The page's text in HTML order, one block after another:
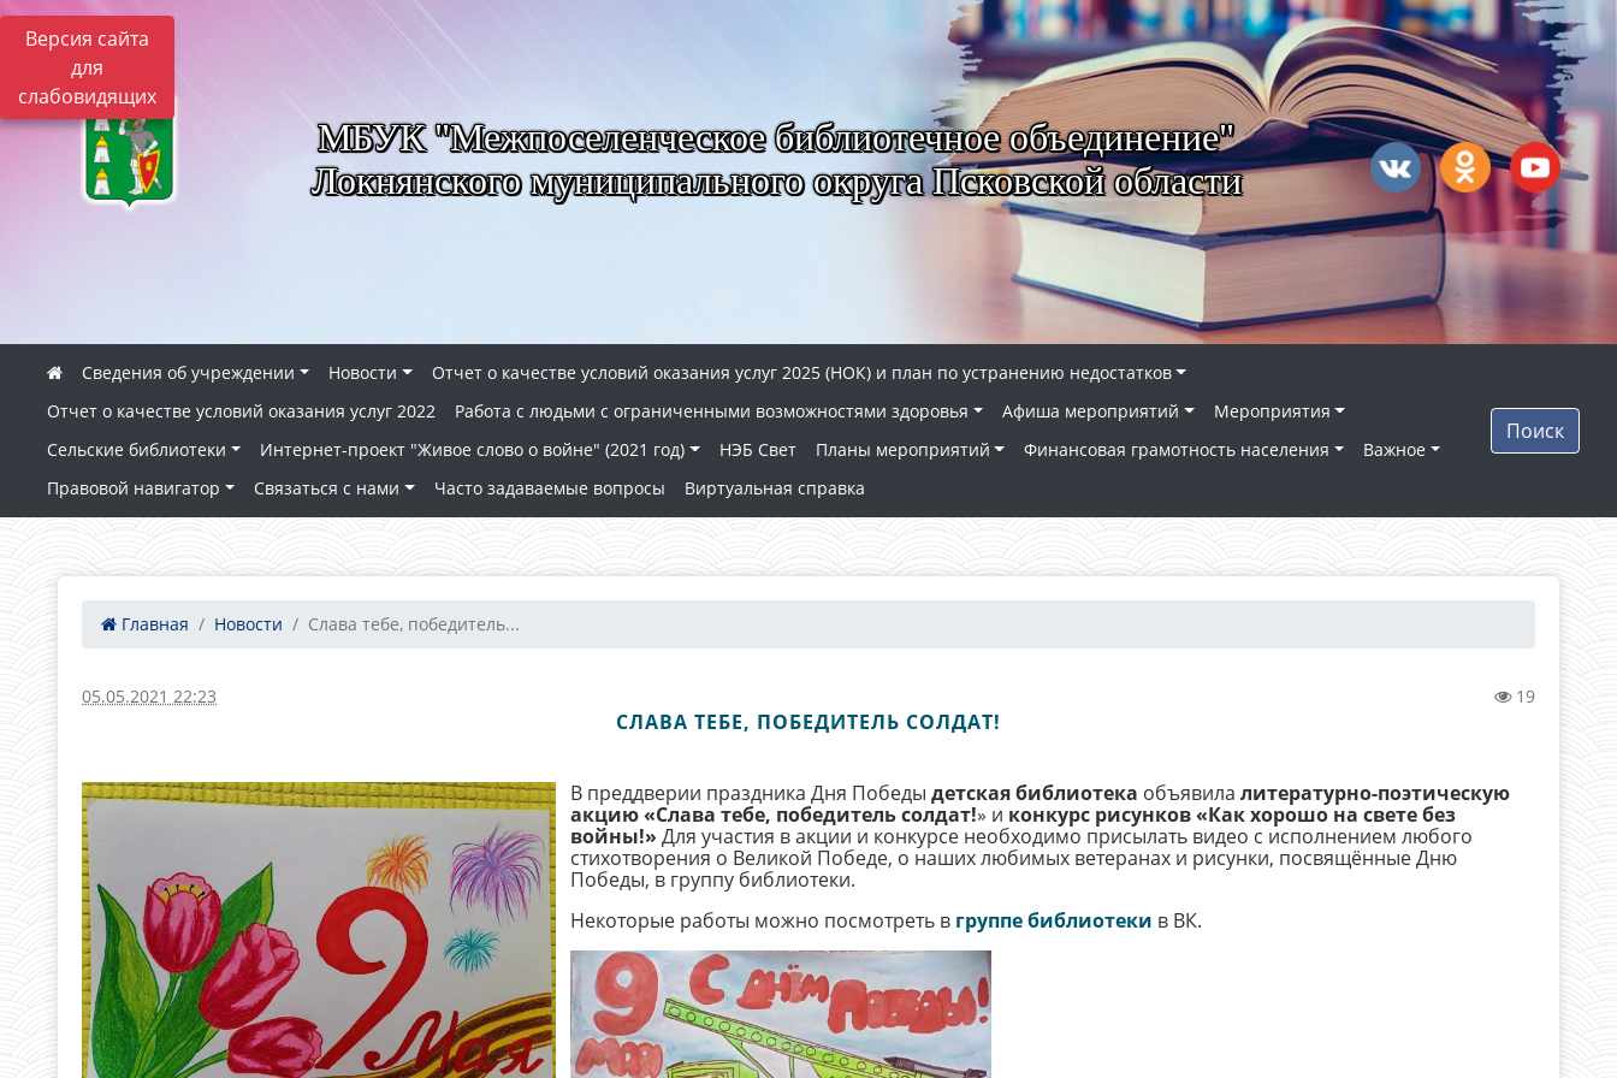
Версия сайта
для
слабовидящих
МБУК "Межпоселенческое библиотечное объединение"
Локнянского муниципального округа Псковской области
Сведения об учреждении Новости
Отчет о качестве условий оказания услуг 2025 (НОК) и план по устранению недостатков
Отчет о качестве условий оказания услуг 2022
Работа с людьми с ограниченными возможностями здоровья Афиша мероприятий
Мероприятия
Сельские библиотеки
Интернет-проект "Живое слово о войне" (2021 год) НЭБ Свет Планы мероприятий Финансовая грамотность населения
Важное
Правовой навигатор
Связаться с нами Часто задаваемые вопросы Виртуальная справка
Поиск
Главная Новости Слава тебе, победитель...
05.05.2021 22:23 19
СЛАВА ТЕБЕ, ПОБЕДИТЕЛЬ СОЛДАТ!
В преддверии праздника Дня Победы детская библиотека объявила литературно-поэтическую
акцию «Слава тебе, победитель солдат!» и конкурс рисунков «Как хорошо на свете без
войны!» Для участия в акции и конкурсе необходимо присылать видео с исполнением любого
стихотворения о Великой Победе, о наших любимых ветеранах и рисунки, посвящённые Дню
Победы, в группу библиотеки.
Некоторые работы можно посмотреть в группе библиотеки в ВК.